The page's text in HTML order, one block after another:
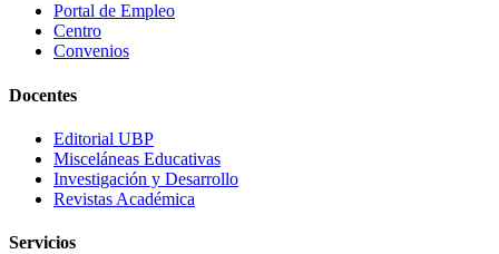
Portal de Empleo
Centro
Convenios
Docentes
Editorial UBP
Misceláneas Educativas
Investigación y Desarrollo
Revistas Académica
Servicios